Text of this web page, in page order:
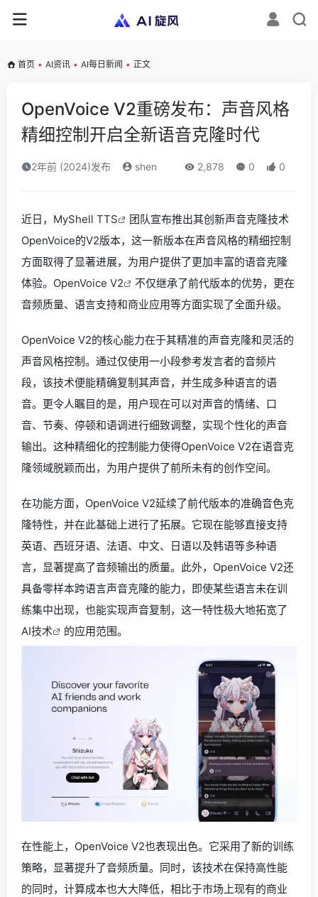
首页 • AI资讯 • AI每日新闻 • 正文
OpenVoice V2重磅发布：声音风格
精细控制开启全新语音克隆时代
2年前 (2024)发布 shen 2,878 0 0
近日， MyShell TTS
团队宣布推出其创新声音克隆技术
OpenVoice的V2版本，这一新版本在声音风格的精细控制
方面取得了显著进展，为用户提供了更加丰富的语音克隆
体验。 OpenVoice V2
不仅继承了前代版本的优势，更在
音频质量、语言支持和商业应用等方面实现了全面升级。
OpenVoice V2的核心能力在于其精准的声音克隆和灵活的
声音风格控制。通过仅使用一小段参考发言者的音频片
段，该技术便能精确复制其声音，并生成多种语言的语
音。更令人瞩目的是，用户现在可以对声音的情绪、口
音、节奏、停顿和语调进行细致调整，实现个性化的声音
输出。这种精细化的控制能力使得OpenVoice V2在语音克
隆领域脱颖而出，为用户提供了前所未有的创作空间。
在功能方面，OpenVoice V2延续了前代版本的准确音色克
隆特性，并在此基础上进行了拓展。它现在能够直接支持
英语、西班牙语、法语、中文、日语以及韩语等多种语
言，显著提高了音频输出的质量。此外，OpenVoice V2还
具备零样本跨语言声音克隆的能力，即使某些语言未在训
练集中出现，也能实现声音复制，这一特性极大地拓宽了
AI技术
的应用范围。
在性能上，OpenVoice V2也表现出色。它采用了新的训练
策略，显著提升了音频质量。同时，该技术在保持高性能
的同时，计算成本也大大降低，相比于市场上现有的商业